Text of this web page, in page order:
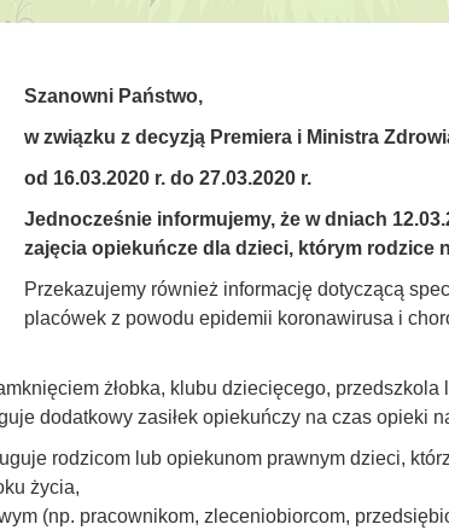
Szanowni Państwo,
w związku z decyzją Premiera i Ministra
od 16.03.2020 r. do 27.03.2020 r.
Jednocześnie informujemy, że w dniach
zajęcia opiekuńcze dla dzieci, którym rodzice
Przekazujemy również informację dotyczącą
placówek z powodu epidemii koronawirusa i
żłobka, klubu dziecięcego,
dodatkowy zasiłek opiekuńczy na czas opieki
rodzicom lub opiekunom prawnym dzieci,
życia,
(np. pracownikom, zleceniobiorcom,